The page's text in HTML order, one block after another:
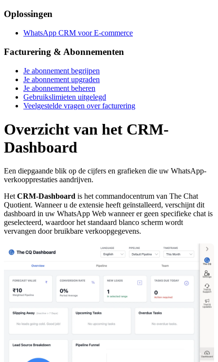
Oplossingen
WhatsApp CRM voor E-commerce
Facturering & Abonnementen
Je abonnement begrijpen
Je abonnement upgraden
Je abonnement beheren
Gebruikslimieten uitgelegd
Veelgestelde vragen over facturering
Overzicht van het CRM-
Dashboard
Een diepgaande blik op de cijfers en grafieken die uw WhatsApp-
verkoopprestaties aandrijven.
Het CRM-Dashboard is het commandocentrum van The Chat
Quotient. Wanneer u de extensie heeft geïnstalleerd, verschijnt dit
dashboard in uw WhatsApp Web wanneer er geen specifieke chat is
geselecteerd, waardoor het standaard blanco scherm wordt
vervangen door bruikbare verkoopgegevens.